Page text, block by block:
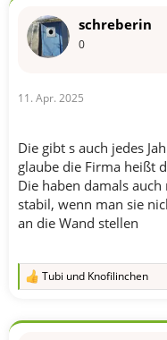
o
:
schreberin
0
11. Apr. 2025
Die gibt s auch jedes
glaube die Firma heißt
Die haben damals
stabil, wenn man sie
an die Wand stellen
R
k
Tubi und Knofilinchen